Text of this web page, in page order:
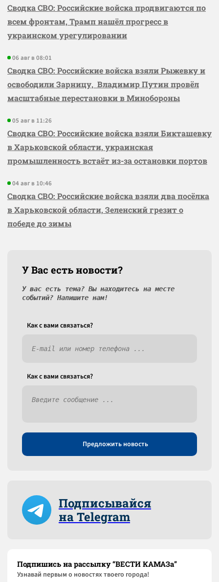
Сводка СВО: Российские войска продвигаются по
всем фронтам, Трамп нашёл прогресс в
украинском урегулировании
06 авг в 08:01
Сводка СВО: Российские войска взяли Рыжевку и
освободили Зарницу, Владимир Путин провёл
масштабные перестановки в Минобороны
05 авг в 11:26
Сводка СВО: Российские войска взяли Бикташевку
в Харьковской области, украинская
промышленность встаёт из-за остановки портов
04 авг в 10:46
Сводка СВО: Российские войска взяли два посёлка
в Харьковской области, Зеленский грезит о
победе до зимы
У Вас есть новости?
У вас есть тема? Вы находитесь на месте
событий? Напишите нам!
Как c вами связаться?
Как c вами связаться?
Предложить новость
Подписывайся
на Telegram
Подпишись на рассылку “ВЕСТИ КАМАЗа”
Узнaвай первым о новостях твоего города!